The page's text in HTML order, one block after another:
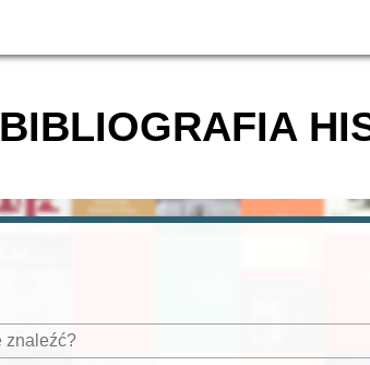
BIBLIOGRAFIA